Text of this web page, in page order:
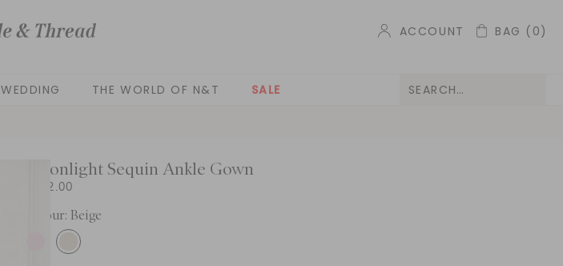
ACCOUNT BAG (0)
WEDDING THE WORLD OF N&T SALE
Moonlight Sequin Ankle Gown
£772.00
Colour: Beige